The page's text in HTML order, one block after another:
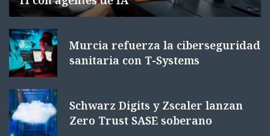
Murcia refuerza la ciberseguridad
sanitaria con T-Systems
Schwarz Digits y Zscaler lanzan
Zero Trust SASE soberano